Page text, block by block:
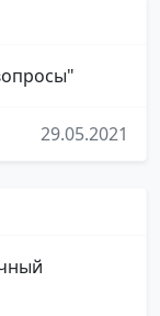
29.05.2021